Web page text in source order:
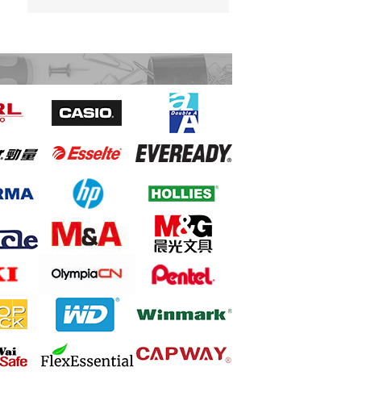
Pentel Floatune 0.5 BZN205 筆 - Black
YHLO 新冠病毒抗原快速檢測試劑盒